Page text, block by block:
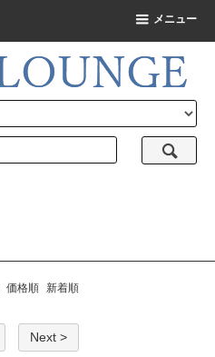
メニュー
価格順 新着順
Next >